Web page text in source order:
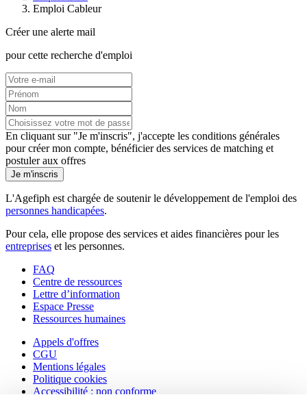
Emploi Cableur
Créer une alerte mail
pour cette recherche d'emploi
En cliquant sur "Je m'inscris", j'accepte les conditions générales
pour créer mon compte, bénéficier des services de matching et
postuler aux offres
Je m'inscris
L'Agefiph est chargée de soutenir le développement de l'emploi des
personnes handicapées.
Pour cela, elle propose des services et aides financières pour les
entreprises et les personnes.
FAQ
Centre de ressources
Lettre d’information
Espace Presse
Ressources humaines
Appels d'offres
CGU
Mentions légales
Politique cookies
Accessibilité : non conforme